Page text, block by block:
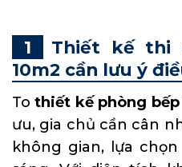
Thiết kế thi
10m2 cần lưu ý
Tothiết kế phòng bếp
ưu, gia chủ cần cân
không gian, lựa